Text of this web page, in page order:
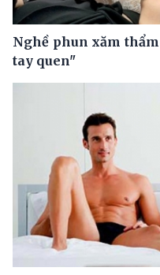
Nghề phun xăm
tay quen"